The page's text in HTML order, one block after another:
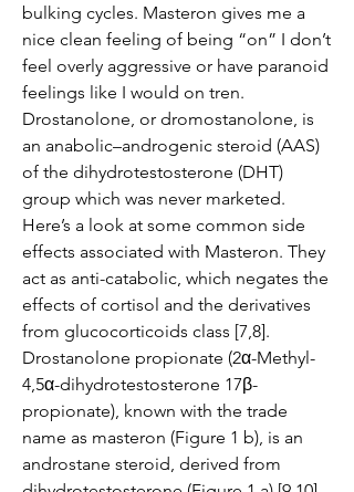
bulking cycles. Masteron gives me a
nice clean feeling of being “on” I don’t
feel overly aggressive or have paranoid
feelings like I would on tren.
Drostanolone, or dromostanolone, is
an anabolic–androgenic steroid (AAS)
of the dihydrotestosterone (DHT)
group which was never marketed.
Here’s a look at some common side
effects associated with Masteron. They
act as anti-catabolic, which negates the
effects of cortisol and the derivatives
from glucocorticoids class [7,8].
Drostanolone propionate (2α-Methyl-
4,5α-dihydrotestosterone 17β-
propionate), known with the trade
name as masteron (Figure 1 b), is an
androstane steroid, derived from